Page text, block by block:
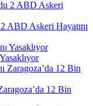
ABD Askeri Hayatını
12 Bin